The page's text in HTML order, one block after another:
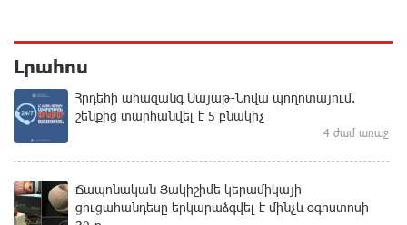
Լրահոս
Հրդեհի ահազանգ Սայաթ-Նովա պողոտայում.
շենքից տարհանվել է 5 բնակիչ
4 ժամ առաջ
Ճապոնական Յակիշիմե կերամիկայի
ցուցահանդեսը երկարաձգվել է մինչև օգոստոսի